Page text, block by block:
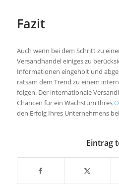
Fazit
Auch wenn bei dem Schritt zu
Versandhandel einiges zu
Informationen eingeholt und
ratsam dem Trend zu einem
folgen. Der internationale
Chancen für ein Wachstum Ihres
den Erfolg Ihres Unternehmens
Eintrag